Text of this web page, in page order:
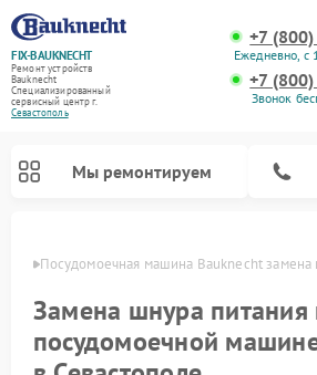
FIX-BAUKNECHT
Ремонт устройств
Bauknecht
Специализированный
cервисный центр г.
Севастополь
+7
Ежедневно,
+7
Звонок
Мы ремонтируем
Посудомоечная машина Bauknecht замена
Замена шнура питания
посудомоечной